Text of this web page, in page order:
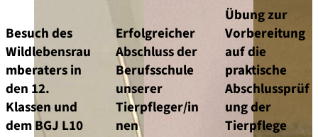
Besuch des
Wildlebensrau
mberaters in
den 12.
Klassen und
dem BGJ L10
Erfolgreicher
Abschluss der
Berufsschule
unserer
Tierpfleger/in
nen
Übung zur
Vorbereitung
auf die
praktische
Abschlussprüf
ung der
Tierpflege